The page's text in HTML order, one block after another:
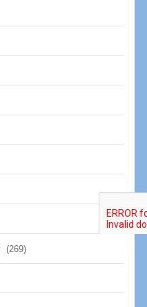
(269)